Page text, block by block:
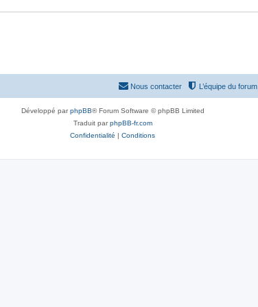
L’équipe du forum
Nous contacter
Développé parphpBB® Forum Software © phpBB Limited
Traduit parphpBB-fr.com
Confidentialité | Conditions